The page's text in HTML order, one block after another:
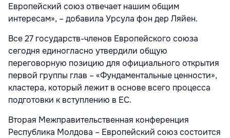
Европейский союз отвечает нашим общим
интересам», – добавила Урсула фон дер Ляйен.
Все 27 государств-членов Европейского союза
сегодня единогласно утвердили общую
переговорную позицию для официального открытия
первой группы глав – «Фундаментальные ценности»,
кластера, который лежит в основе всего процесса
подготовки к вступлению в ЕС.
Вторая Межправительственная конференция
Республика Молдова – Европейский союз состоится